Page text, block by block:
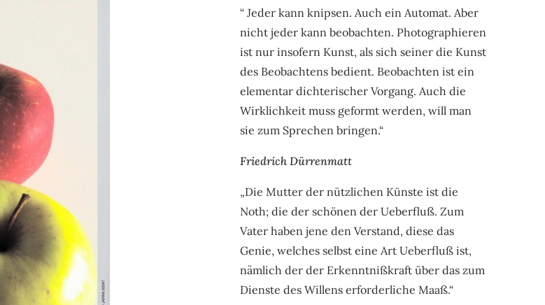
“ Jeder kann knipsen. Auch ein Automat. Aber
nicht jeder kann beobachten. Photographieren
ist nur insofern Kunst, als sich seiner die Kunst
des Beobachtens bedient. Beobachten ist ein
elementar dichterischer Vorgang. Auch die
Wirklichkeit muss geformt werden, will man
sie zum Sprechen bringen.“
Friedrich Dürrenmatt
„Die Mutter der nützlichen Künste ist die
Noth; die der schönen der Ueberfluß. Zum
Vater haben jene den Verstand, diese das
Genie, welches selbst eine Art Ueberfluß ist,
nämlich der der Erkenntnißkraft über das zum
Dienste des Willens erforderliche Maaß.“